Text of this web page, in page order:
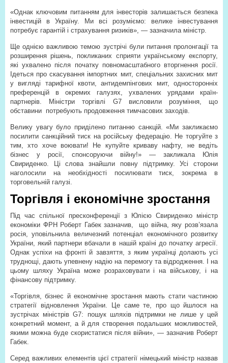
«Однак ключовим питанням для інвесторів залишається безпека
інвестицій в Україну. Ми всі розуміємо: велике інвестування
потребує гарантій і страхування ризиків», — зазначила міністр.
Ще однією важливою темою зустрічі були питання пролонгації та
розширення рішень, покликаних сприяти українському експорту,
які ухвалено після початку повномасштабного вторгнення росії.
Ідеться про скасування імпортних мит, спеціальних захисних мит
у вигляді тарифної квоти, антидемпінгових мит, односторонніх
преференцій в окремих галузях, ухвалених урядами країн-
партнерів. Міністри торгівлі G7 висловили розуміння, що
обставини потребують продовження тимчасових заходів.
Велику увагу було приділено питанню санкцій. «Ми закликаємо
посилити санкційний тиск на російську федерацію. Не торгуйте з
тим, хто хоче воювати! Не купуйте криваву нафту, не ведіть
бізнес у росії, спонсоруючи війну!» — закликала Юлія
Свириденко. Ці слова знайшли повну підтримку. Усі сторони
наголосили на необхідності посилювати тиск, зокрема в
торговельній галузі.
Торгівля і економічне зростання
Під час спільної пресконференції з Юлією Свириденко міністр
економіки ФРН Роберт Габек зазначив,
що війна, яку розв’язала
росія, уповільнила величезний потенціал економічного розвитку
України, який партнери вбачали в нашій країні до початку агресії.
Однак успіхи на фронті й завзяття, з яким українці долають усі
труднощі, дають упевнену надію на перемогу та відродження. І на
цьому шляху Україна може розраховувати і на військову, і на
фінансову підтримку.
«Торгівля, бізнес й економічне зростання мають стати частиною
стратегії відновлення України. Це саме те, про що йшлося на
зустрічах міністрів G7: пошук шляхів підтримки не лише у цей
конкретний момент, а й для створення подальших можливостей,
якими можна буде скористатися після війни», — зазначив Роберт
Габек.
Серед важливих елементів цієї стратегії німецький міністр назвав